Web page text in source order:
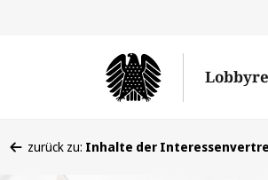
befinden
zurück zu: Inhalte der